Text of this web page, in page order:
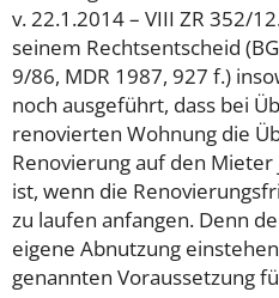
v. 22.1.2014 – VIII ZR 352/
seinem Rechtsentscheid
9/86, MDR 1987, 927 f.)
noch ausgeführt, dass bei
renovierten Wohnung die
Renovierung auf den
ist, wenn die
zu laufen anfangen. Denn
eigene Abnutzung
genannten Voraussetzung